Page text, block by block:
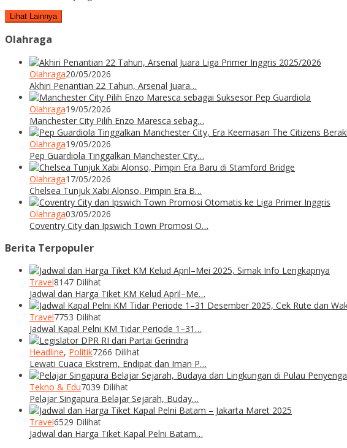
Lihat Lainnya
Olahraga
Olahraga20/05/2026
Akhiri Penantian 22 Tahun, Arsenal Juara…
Olahraga19/05/2026
Manchester City Pilih Enzo Maresca sebag…
Olahraga19/05/2026
Pep Guardiola Tinggalkan Manchester City…
Olahraga17/05/2026
Chelsea Tunjuk Xabi Alonso, Pimpin Era B…
Olahraga03/05/2026
Coventry City dan Ipswich Town Promosi O…
Berita Terpopuler
Travel8147 Dilihat
Jadwal dan Harga Tiket KM Kelud April–Me…
Travel7753 Dilihat
Jadwal Kapal Pelni KM Tidar Periode 1–31…
Headline, Politik7266 Dilihat
Lewati Cuaca Ekstrem, Endipat dan Iman P…
Tekno & Edu7039 Dilihat
Pelajar Singapura Belajar Sejarah, Buday…
Travel6529 Dilihat
Jadwal dan Harga Tiket Kapal Pelni Batam…